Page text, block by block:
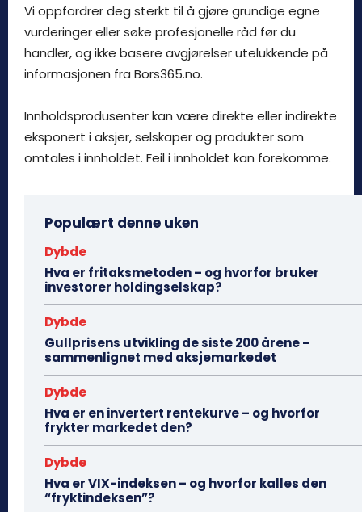
Vi oppfordrer deg sterkt til å gjøre grundige egne
vurderinger eller søke profesjonelle råd før du
handler, og ikke basere avgjørelser utelukkende på
informasjonen fra Bors365.no.
Innholdsprodusenter kan være direkte eller indirekte
eksponert i aksjer, selskaper og produkter som
omtales i innholdet. Feil i innholdet kan forekomme.
Populært denne uken
Dybde
Hva er fritaksmetoden – og hvorfor bruker
investorer holdingselskap?
Dybde
Gullprisens utvikling de siste 200 årene –
sammenlignet med aksjemarkedet
Dybde
Hva er en invertert rentekurve – og hvorfor
frykter markedet den?
Dybde
Hva er VIX-indeksen – og hvorfor kalles den
“fryktindeksen”?